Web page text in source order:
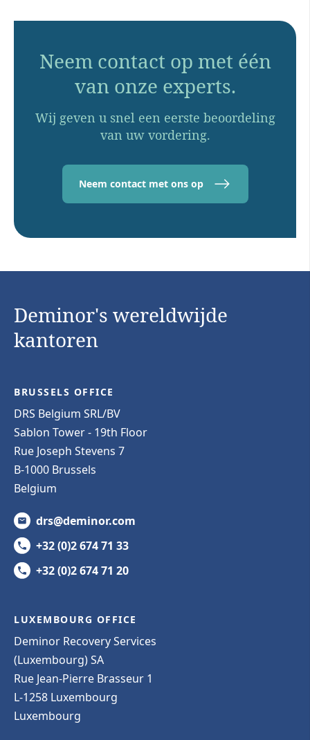
Neem contact op met één
van onze experts.
Wij geven u snel een eerste beoordeling
van uw vordering.
Neem contact met ons op
Deminor's wereldwijde
kantoren
BRUSSELS OFFICE
DRS Belgium SRL/BV
Sablon Tower - 19th Floor
Rue Joseph Stevens 7
B-1000 Brussels
Belgium
drs@deminor.com
+32 (0)2 674 71 33
+32 (0)2 674 71 20
LUXEMBOURG OFFICE
Deminor Recovery Services
(Luxembourg) SA
Rue Jean-Pierre Brasseur 1
L-1258 Luxembourg
Luxembourg